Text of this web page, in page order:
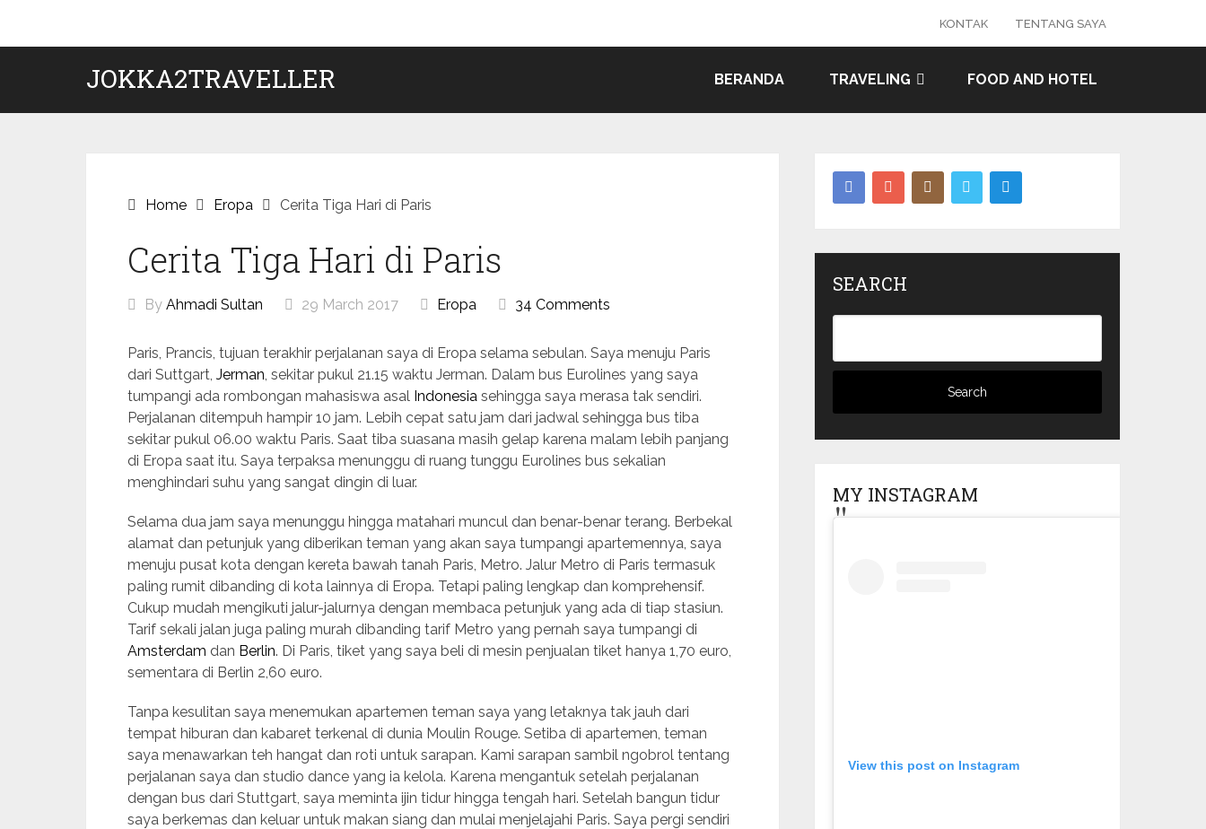
content
KONTAK TENTANG SAYA
JOKKA2TRAVELLER BERANDA TRAVELING FOOD AND HOTEL
Home Eropa Cerita Tiga Hari di Paris
Cerita Tiga Hari di Paris
By Ahmadi Sultan 29 March 2017 Eropa 34 Comments
Paris, Prancis, tujuan terakhir perjalanan saya di Eropa selama sebulan. Saya menuju Paris
dari Suttgart, Jerman, sekitar pukul 21.15 waktu Jerman. Dalam bus Eurolines yang saya
tumpangi ada rombongan mahasiswa asal Indonesia sehingga saya merasa tak sendiri.
Perjalanan ditempuh hampir 10 jam. Lebih cepat satu jam dari jadwal sehingga bus tiba
sekitar pukul 06.00 waktu Paris. Saat tiba suasana masih gelap karena malam lebih panjang
di Eropa saat itu. Saya terpaksa menunggu di ruang tunggu Eurolines bus sekalian
menghindari suhu yang sangat dingin di luar.
Selama dua jam saya menunggu hingga matahari muncul dan benar-benar terang. Berbekal
alamat dan petunjuk yang diberikan teman yang akan saya tumpangi apartemennya, saya
menuju pusat kota dengan kereta bawah tanah Paris, Metro. Jalur Metro di Paris termasuk
paling rumit dibanding di kota lainnya di Eropa. Tetapi paling lengkap dan komprehensif.
Cukup mudah mengikuti jalur-jalurnya dengan membaca petunjuk yang ada di tiap stasiun.
Tarif sekali jalan juga paling murah dibanding tarif Metro yang pernah saya tumpangi di
Amsterdam dan Berlin. Di Paris, tiket yang saya beli di mesin penjualan tiket hanya 1,70 euro,
sementara di Berlin 2,60 euro.
Tanpa kesulitan saya menemukan apartemen teman saya yang letaknya tak jauh dari
tempat hiburan dan kabaret terkenal di dunia Moulin Rouge. Setiba di apartemen, teman
saya menawarkan teh hangat dan roti untuk sarapan. Kami sarapan sambil ngobrol tentang
perjalanan saya dan studio dance yang ia kelola. Karena mengantuk setelah perjalanan
dengan bus dari Stuttgart, saya meminta ijin tidur hingga tengah hari. Setelah bangun tidur
saya berkemas dan keluar untuk makan siang dan mulai menjelajahi Paris. Saya pergi sendiri
SEARCH
MY INSTAGRAM
View this post on Instagram